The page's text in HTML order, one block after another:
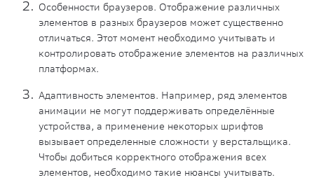
Особенности браузеров. Отображение различных
элементов в разных браузеров может существенно
отличаться. Этот момент необходимо учитывать и
контролировать отображение элементов на различных
платформах.
Адаптивность элементов. Например, ряд элементов
анимации не могут поддерживать определённые
устройства, а применение некоторых шрифтов
вызывает определенные сложности у верстальщика.
Чтобы добиться корректного отображения всех
элементов, необходимо такие нюансы учитывать.